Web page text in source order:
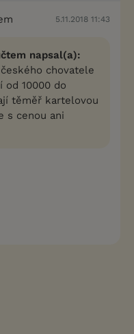
5.11.2018 11:43
napsal(a):
chovatele
od 10000 do
těměř kartelovou
s cenou ani